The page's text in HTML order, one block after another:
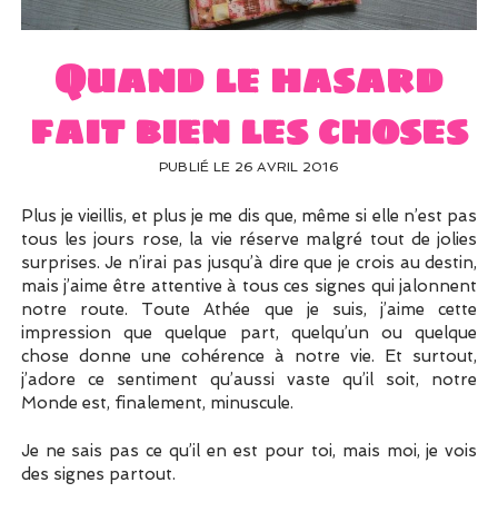
UN PEU DE DÉCO ?
Quand le hasard
fait bien les choses
PUBLIÉ LE 26 AVRIL 2016
Plus je vieillis, et plus je me dis que, même si elle n’est pas
tous les jours rose, la vie réserve malgré tout de jolies
surprises. Je n’irai pas jusqu’à dire que je crois au destin,
mais j’aime être attentive à tous ces signes qui jalonnent
notre route. Toute Athée que je suis, j’aime cette
impression que quelque part, quelqu’un ou quelque
chose donne une cohérence à notre vie. Et surtout,
j’adore ce sentiment qu’aussi vaste qu’il soit, notre
Monde est, finalement, minuscule.
Je ne sais pas ce qu’il en est pour toi, mais moi, je vois
des signes partout.